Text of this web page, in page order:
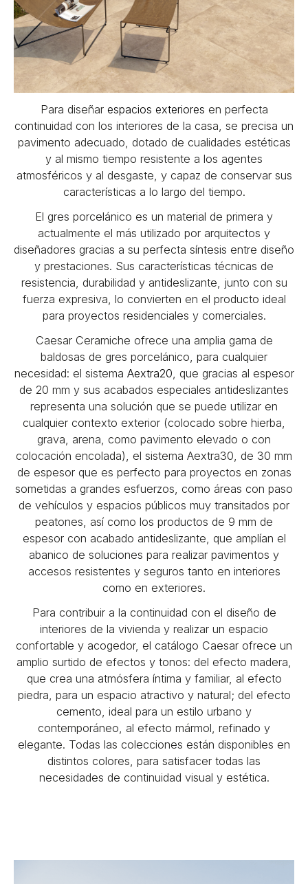
Para diseñar espacios exteriores en perfecta
continuidad con los interiores de la casa, se precisa un
pavimento adecuado, dotado de cualidades estéticas
y al mismo tiempo resistente a los agentes
atmosféricos y al desgaste, y capaz de conservar sus
características a lo largo del tiempo.
El gres porcelánico es un material de primera y
actualmente el más utilizado por arquitectos y
diseñadores gracias a su perfecta síntesis entre diseño
y prestaciones. Sus características técnicas de
resistencia, durabilidad y antideslizante, junto con su
fuerza expresiva, lo convierten en el producto ideal
para proyectos residenciales y comerciales.
Caesar Ceramiche ofrece una amplia gama de
baldosas de gres porcelánico, para cualquier
necesidad: el sistema Aextra20 , que gracias al espesor
de 20 mm y sus acabados especiales antideslizantes
representa una solución que se puede utilizar en
cualquier contexto exterior (colocado sobre hierba,
grava, arena, como pavimento elevado o con
colocación encolada), el sistema Aextra30, de 30 mm
de espesor que es perfecto para proyectos en zonas
sometidas a grandes esfuerzos, como áreas con paso
de vehículos y espacios públicos muy transitados por
peatones, así como los productos de 9 mm de
espesor con acabado antideslizante, que amplían el
abanico de soluciones para realizar pavimentos y
accesos resistentes y seguros tanto en interiores
como en exteriores.
Para contribuir a la continuidad con el diseño de
interiores de la vivienda y realizar un espacio
confortable y acogedor, el catálogo Caesar ofrece un
amplio surtido de efectos y tonos: del efecto madera,
que crea una atmósfera íntima y familiar, al efecto
piedra, para un espacio atractivo y natural; del efecto
cemento, ideal para un estilo urbano y
contemporáneo, al efecto mármol, refinado y
elegante. Todas las colecciones están disponibles en
distintos colores, para satisfacer todas las
necesidades de continuidad visual y estética.